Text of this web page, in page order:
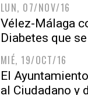
LUN, 07/NOV/16
Vélez-Málaga
Diabetes que
MIÉ, 19/OCT/16
El
al Ciudadano y